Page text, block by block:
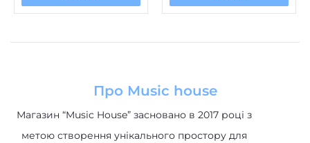
Про Music house
Магазин “Music House” засновано в 2017 році з
метою створення унікального простору для